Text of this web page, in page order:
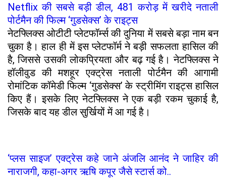
Netflix की सबसे बड़ी डील, 481 करोड़ में खरीदे नताली
पोर्टमैन की फिल्म ‘गुडसेक्स’ के राइट्स
नेटफ्लिक्स ओटीटी प्लेटफॉर्म्स की दुनिया में सबसे बड़ा नाम बन
चुका है। हाल ही में इस प्लेटफॉर्म ने बड़ी सफलता हासिल की
है, जिससे उसकी लोकप्रियता और बढ़ गई है। नेटफ्लिक्स ने
हॉलीवुड की मशहूर एक्ट्रेस नताली पोर्टमैन की आगामी
रोमांटिक कॉमेडी फिल्म ‘गुडसेक्स’ के स्ट्रीमिंग राइट्स हासिल
किए हैं। इसके लिए नेटफ्लिक्स ने एक बड़ी रकम चुकाई है,
जिसके बाद यह डील सुर्खियों में आ गई है।
‘प्लस साइज’ एक्ट्रेस कहे जाने अंजलि आनंद ने जाहिर की
नाराजगी, कहा-अगर ऋषि कपूर जैसे स्टार्स को..